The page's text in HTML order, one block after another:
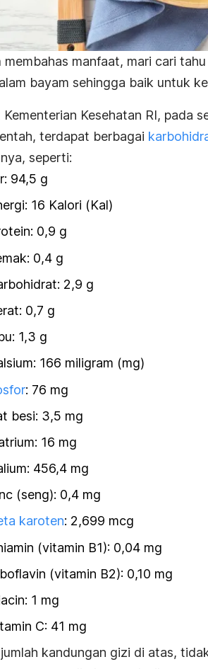
membahas manfaat, mari cari
bayam sehingga baik untuk
Kementerian Kesehatan RI, pada
terdapat berbagai
seperti:
94,5 g
16 Kalori (Kal)
0,9 g
0,4 g
2,9 g
0,7 g
1,3 g
166 miligram (mg)
: 76 mg
besi: 3,5 mg
16 mg
456,4 mg
(seng): 0,4 mg
karoten: 2,699 mcg
(vitamin B1): 0,04 mg
(vitamin B2): 0,10 mg
1 mg
C: 41 mg
kandungan gizi di atas,